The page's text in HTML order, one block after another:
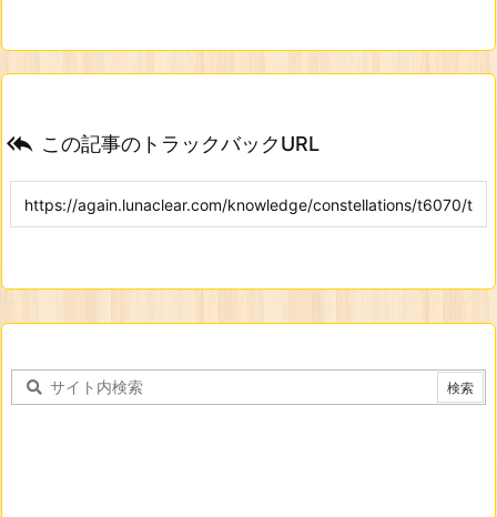
 この記事のトラックバックURL